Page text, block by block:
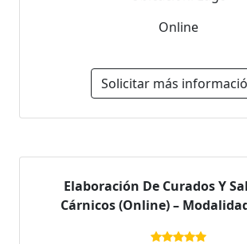
Online
Solicitar más
Elaboración De Curados Y
Cárnicos (Online) –